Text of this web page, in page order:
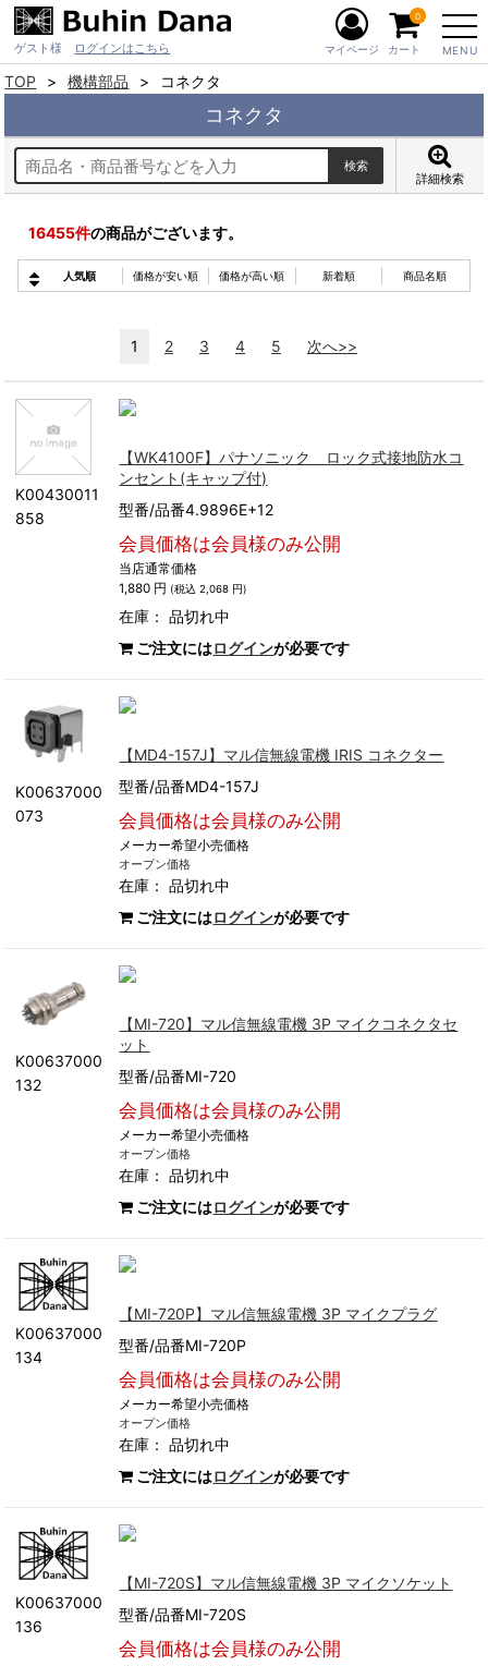
ゲスト様 ログインはこちら MENU
マイページ カート
0
TOP 機構部品 コネクタ
コネクタ
詳細検索
16455件の商品がございます。
人気順 価格が安い順 価格が高い順 新着順 商品名順
1 2 3 4 5 次へ>>
K00430011
858
【WK4100F】パナソニック ロック式接地防水コ
ンセント(キャップ付)
型番/品番4.9896E+12
会員価格は会員様のみ公開
当店通常価格
1,880 円 (税込 2,068 円)
在庫：品切れ中
ご注文にはログインが必要です
K00637000
073
【MD4-157J】マル信無線電機 IRIS コネクター
型番/品番MD4-157J
会員価格は会員様のみ公開
メーカー希望小売価格
オープン価格
在庫：品切れ中
ご注文にはログインが必要です
K00637000
132
【MI-720】マル信無線電機 3P マイクコネクタセ
ット
型番/品番MI-720
会員価格は会員様のみ公開
メーカー希望小売価格
オープン価格
在庫：品切れ中
ご注文にはログインが必要です
K00637000
134
【MI-720P】マル信無線電機 3P マイクプラグ
型番/品番MI-720P
会員価格は会員様のみ公開
メーカー希望小売価格
オープン価格
在庫：品切れ中
ご注文にはログインが必要です
K00637000
136
【MI-720S】マル信無線電機 3P マイクソケット
型番/品番MI-720S
会員価格は会員様のみ公開